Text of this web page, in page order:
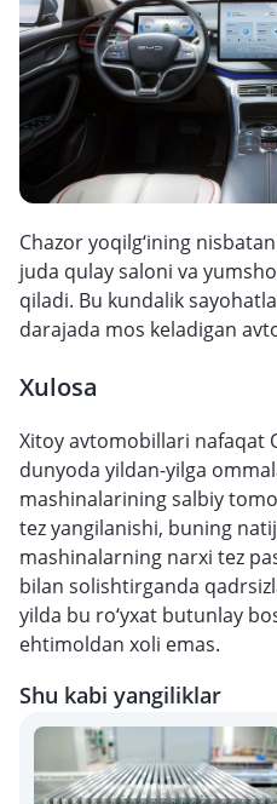
Chazor yoqilg‘ining
juda qulay saloni va
qiladi. Bu kundalik
darajada mos keladigan
Xulosa
Xitoy avtomobillari nafaqat
dunyoda yildan-yilga
mashinalarining salbiy
tez yangilanishi, buning
mashinalarning narxi tez
bilan solishtirganda
yilda bu ro‘yxat butunlay
ehtimoldan xoli emas.
Shu kabi yangiliklar